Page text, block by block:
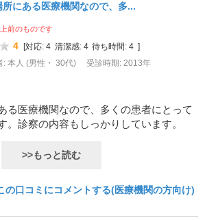
にある医療機関なので、多...
前のものです
4 [対応: 4 清潔感: 4 待ち時間: 4 ]
: 本人 (男性・ 30代) 受診時期: 2013年
る医療機関なので、多くの患者にとって
。診察の内容もしっかりしています。
>>もっと読む
口コミにコメントする(医療機関の方向け)